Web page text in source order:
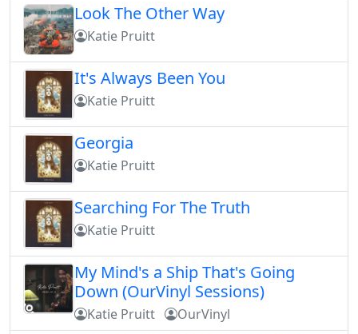
Look The Other Way
Katie Pruitt
It's Always Been You
Katie Pruitt
Georgia
Katie Pruitt
Searching For The Truth
Katie Pruitt
My Mind's a Ship That's Going
Down (OurVinyl Sessions)
Katie Pruitt OurVinyl